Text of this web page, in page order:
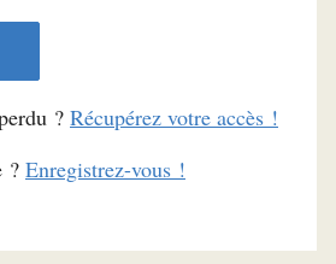
? Récupérez votre accès !
? Enregistrez-vous !